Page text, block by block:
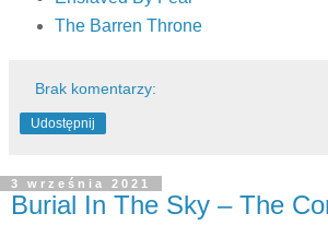
The Barren Throne
Brak komentarzy:
Udostępnij
3 września 2021
Burial In The Sky – The